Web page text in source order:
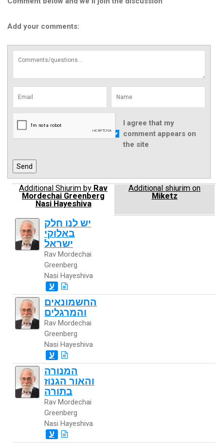
Add your comments:
I agree that my
comment appears on
the site
Additional Shiurim by Rav
Mordechai Greenberg
Nasi Hayeshiva
Additional shiurim on
Miketz
יש לנו חלק
באלוקי
ישראל
Rav Mordechai
Greenberg
Nasi Hayeshiva
ע
החשמונאים
והמרגלים
Rav Mordechai
Greenberg
Nasi Hayeshiva
ע
המנורה
והאור הגנוז
בתורה
Rav Mordechai
Greenberg
Nasi Hayeshiva
ע